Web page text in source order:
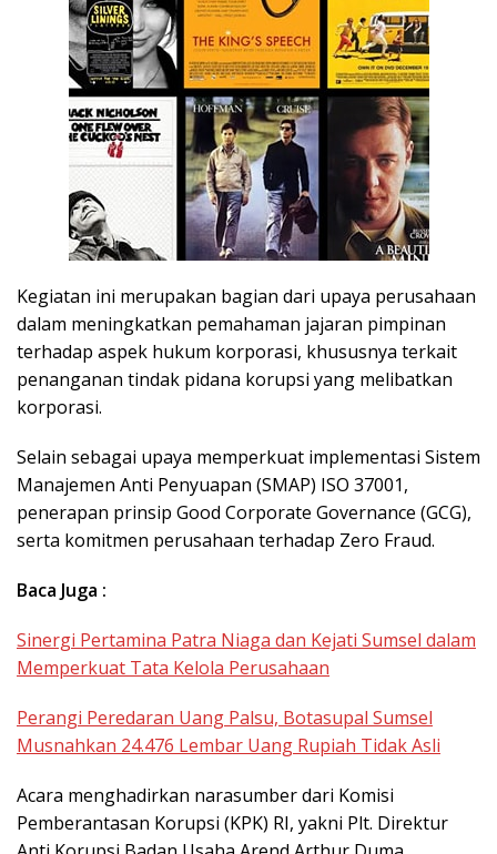
Kegiatan ini merupakan bagian dari upaya perusahaan
dalam meningkatkan pemahaman jajaran pimpinan
terhadap aspek hukum korporasi, khususnya terkait
penanganan tindak pidana korupsi yang melibatkan
korporasi.
Selain sebagai upaya memperkuat implementasi Sistem
Manajemen Anti Penyuapan (SMAP) ISO 37001,
penerapan prinsip Good Corporate Governance (GCG),
serta komitmen perusahaan terhadap Zero Fraud.
Baca Juga :
Sinergi Pertamina Patra Niaga dan Kejati Sumsel dalam
Memperkuat Tata Kelola Perusahaan
Perangi Peredaran Uang Palsu, Botasupal Sumsel
Musnahkan 24.476 Lembar Uang Rupiah Tidak Asli
Acara menghadirkan narasumber dari Komisi
Pemberantasan Korupsi (KPK) RI, yakni Plt. Direktur